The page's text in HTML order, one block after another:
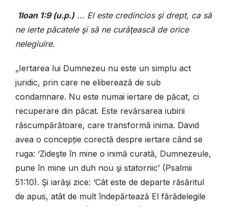
1Ioan 1:9 (u.p.)... El este credincios şi drept, ca să
ne ierte păcatele şi să ne curăţească de orice
nelegiuire.
„Iertarea lui Dumnezeu nu este un simplu act
juridic, prin care ne eliberează de sub
condamnare. Nu este numai iertare de păcat, ci
recuperare din păcat. Este revărsarea iubirii
răscumpărătoare, care transformă inima. David
avea o concepție corectă despre iertare când se
ruga: ‘Zideşte în mine o inimă curată, Dumnezeule,
pune în mine un duh nou şi statornic’ (Psalmii
51:10). Şi iarăşi zice: ‘Cât este de departe răsăritul
de apus, atât de mult îndepărtează El fărădelegile